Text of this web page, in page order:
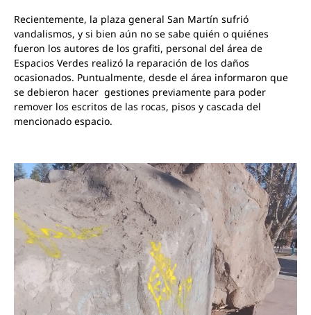
Recientemente, la plaza general San Martín sufrió
vandalismos, y si bien aún no se sabe quién o quiénes
fueron los autores de los grafiti, personal del área de
Espacios Verdes realizó la reparación de los daños
ocasionados. Puntualmente, desde el área informaron que
se debieron hacer gestiones previamente para poder
remover los escritos de las rocas, pisos y cascada del
mencionado espacio.